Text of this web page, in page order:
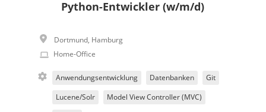
Python-Entwickler (w/m/d)
Dortmund, Hamburg
Home-Office
Anwendungsentwicklung Datenbanken Git
Lucene/Solr Model View Controller (MVC)